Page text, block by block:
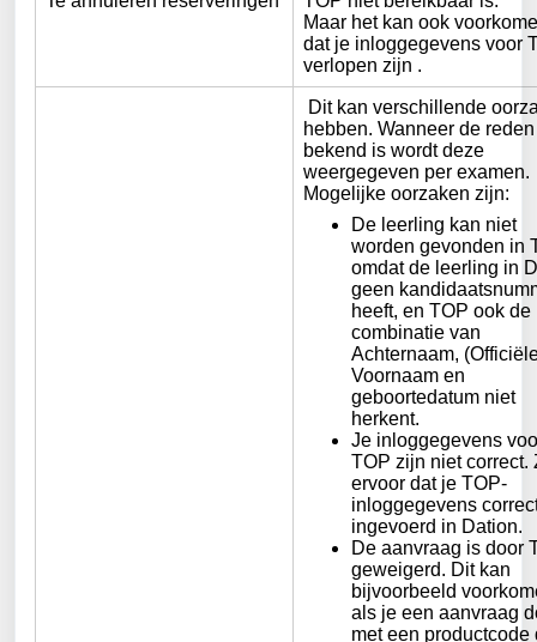
Maar het kan ook
dat je inloggegevens voor
verlopen zijn .
Dit kan verschillende
hebben. Wanneer de reden
bekend is wordt deze
weergegeven per examen.
Mogelijke oorzaken zijn:
De leerling kan niet
worden gevonden in
omdat de leerling in
geen
heeft, en TOP ook de
combinatie van
Achternaam,
Voornaam en
geboortedatum niet
herkent.
Je inloggegevens
TOP zijn niet correct.
ervoor dat je TOP-
inloggegevens
ingevoerd in Dation.
De aanvraag is door
geweigerd. Dit kan
bijvoorbeeld
als je een aanvraag
met een productcode